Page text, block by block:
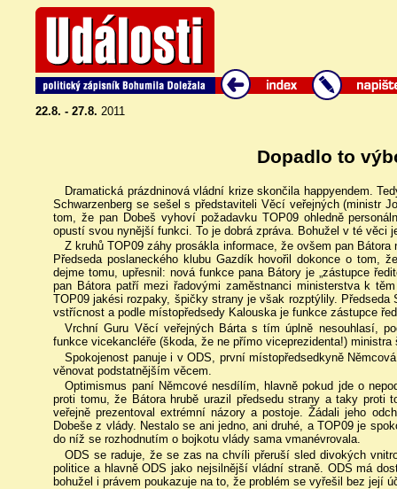
22.8. - 27.8. 2011
Dopadlo to
Dramatická prázdninová vládní krize skončila happyendem.
Schwarzenberg se sešel s představiteli Věcí veřejných (ministr
tom, že pan Dobeš vyhoví požadavku TOP09 ohledně
opustí svou nynější funkci. To je dobrá zpráva. Bohužel v té věci
Z kruhů TOP09 záhy prosákla informace, že ovšem pan
Předseda poslaneckého klubu Gazdík hovořil dokonce o tom,
dejme tomu, upřesnil: nová funkce pana Bátory je „zástupce
pan Bátora patří mezi řadovými zaměstnanci ministerstva k
TOP09 jakési rozpaky, špičky strany je však rozptýlily. Předseda
vstřícnost a podle místopředsedy Kalouska je funkce zástupce
Vrchní Guru Věcí veřejných Bárta s tím úplně nesouhlasí,
funkce vicekancléře (škoda, že ne přímo viceprezidenta!)
Spokojenost panuje i v ODS, první místopředsedkyně
věnovat podstatnějším věcem.
Optimismus paní Němcové nesdílím, hlavně pokud jde o
proti tomu, že Bátora hrubě urazil předsedu strany a taky proti
veřejně prezentoval extrémní názory a postoje. Žádali jeho
Dobeše z vlády. Nestalo se ani jedno, ani druhé, a TOP09 je
do níž se rozhodnutím o bojkotu vlády sama vmanévrovala.
ODS se raduje, že se zas na chvíli přeruší sled divokých
politice a hlavně ODS jako nejsilnější vládní straně. ODS má
bohužel i právem poukazuje na to, že problém se vyřešil bez její